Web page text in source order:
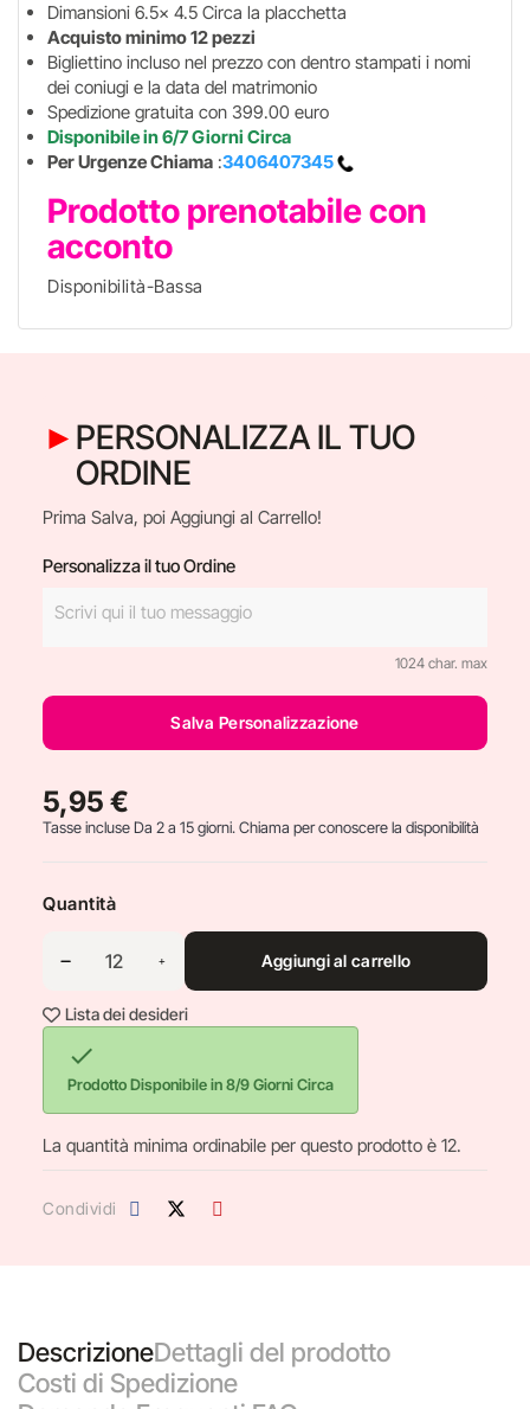
Dimansioni 6.5x 4.5 Circa la placchetta
Acquisto minimo 12 pezzi
Bigliettino incluso nel prezzo con dentro stampati i nomi
dei coniugi e la data del matrimonio
Spedizione gratuita con 399.00 euro
Disponibile in 6/7 Giorni Circa
Per Urgenze Chiama :3406407345
Prodotto prenotabile con
acconto
Disponibilità-Bassa
PERSONALIZZA IL TUO
ORDINE
Prima Salva, poi Aggiungi al Carrello!
Personalizza il tuo Ordine
1024 char. max
Salva Personalizzazione
5,95 €
Tasse incluseDa 2 a 15 giorni. Chiama per conoscere la disponibilità
Quantità
Aggiungi al carrello
Lista dei desideri

Prodotto Disponibile in 8/9 Giorni Circa
La quantità minima ordinabile per questo prodotto è 12.
Condividi
DescrizioneDettagli del prodotto
Costi di Spedizione